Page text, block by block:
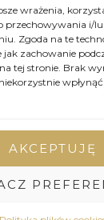
wrażenia,
przechowywania i/
Zgoda na te
zachowanie
tej stronie. Brak
AKCEPTUJĘ
2021,Portret
i
głębokich